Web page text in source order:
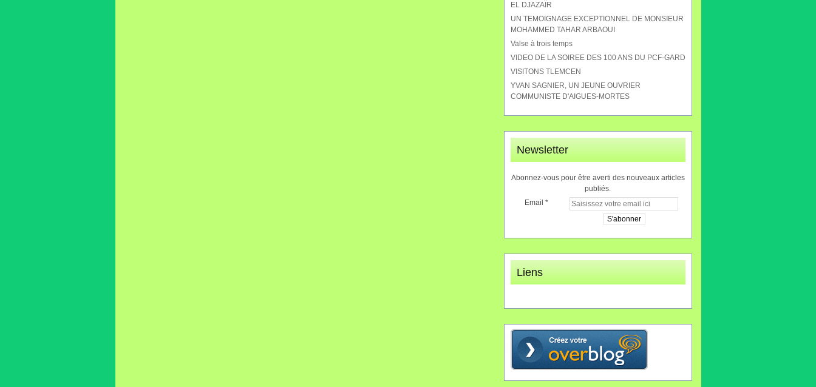
EL DJAZAÏR
UN TEMOIGNAGE EXCEPTIONNEL DE MONSIEUR
MOHAMMED TAHAR ARBAOUI
Valse à trois temps
VIDEO DE LA SOIREE DES 100 ANS DU PCF-GARD
VISITONS TLEMCEN
YVAN SAGNIER, UN JEUNE OUVRIER
COMMUNISTE D'AIGUES-MORTES
Newsletter
Abonnez-vous pour être averti des nouveaux articles
publiés.
Email
Liens